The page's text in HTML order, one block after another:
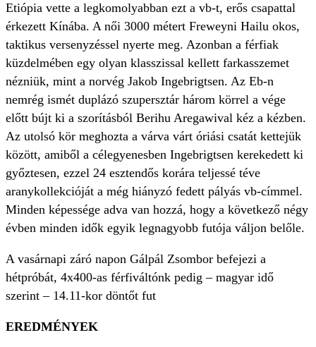
Etiópia vette a legkomolyabban ezt a vb-t, erős csapattal
érkezett Kínába. A női 3000 métert Freweyni Hailu okos,
taktikus versenyzéssel nyerte meg. Azonban a férfiak
küzdelmében egy olyan klasszissal kellett farkasszemet
nézniük, mint a norvég Jakob Ingebrigtsen. Az Eb-n
nemrég ismét duplázó szupersztár három körrel a vége
előtt bújt ki a szorításból Berihu Aregawival kéz a kézben.
Az utolsó kör meghozta a várva várt óriási csatát kettejük
között, amiből a célegyenesben Ingebrigtsen kerekedett ki
győztesen, ezzel 24 esztendős korára teljessé téve
aranykollekcióját a még hiányzó fedett pályás vb-címmel.
Minden képessége adva van hozzá, hogy a következő négy
évben minden idők egyik legnagyobb futója váljon belőle.
A vasárnapi záró napon Gálpál Zsombor befejezi a
hétpróbát, 4x400-as férfiváltónk pedig – magyar idő
szerint – 14.11-kor döntőt fut
EREDMÉNYEK